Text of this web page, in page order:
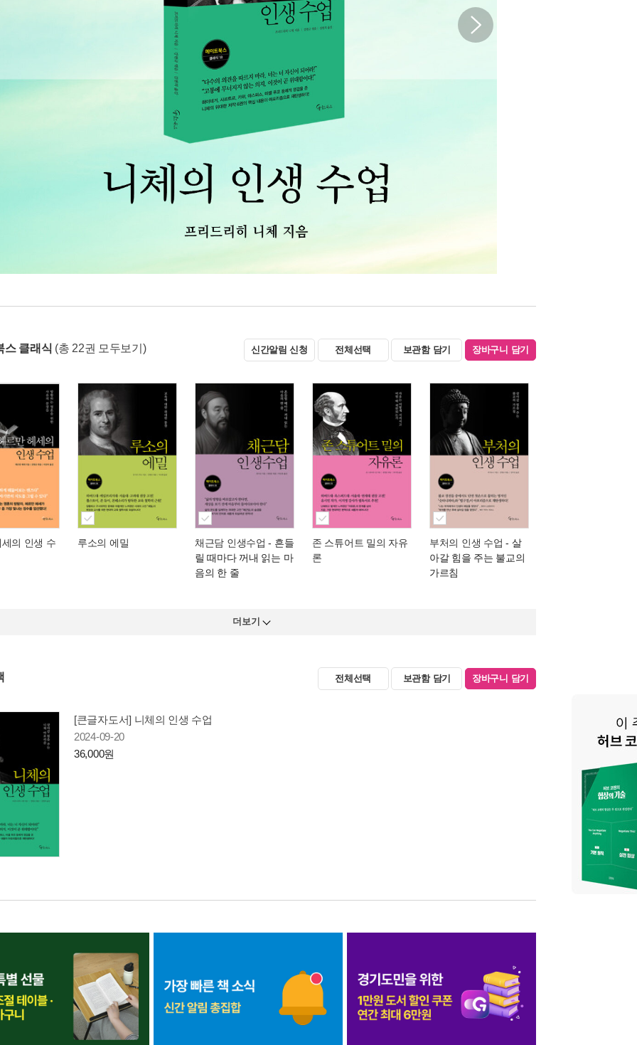
스 클래식 (총 22권 모두보기) 신간알림 신청 전체선택 보관함 담기 장바구니 담기
의 인생 수 루소의 에밀 채근담 인생수업 - 흔들
릴 때마다 꺼내 읽는 마
음의 한 줄
존 스튜어트 밀의 자유
론
부처의 인생 수업 - 살
아갈 힘을 주는 불교의
가르침
더보기
전체선택 보관함 담기 장바구니 담기
[큰글자도서] 니체의 인생 수업
2024-09-20
36,000원